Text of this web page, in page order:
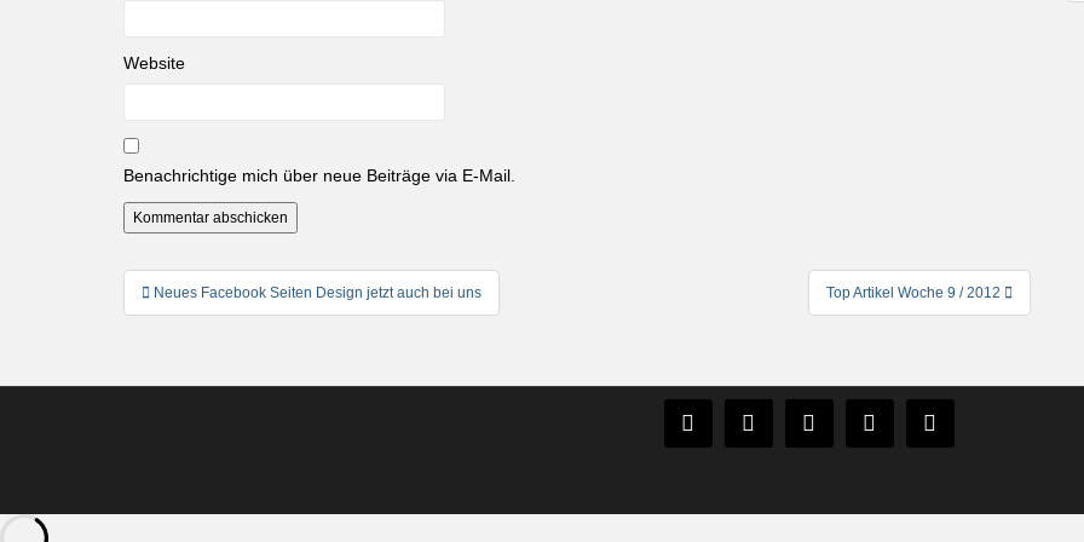
Website
Benachrichtige mich über neue Beiträge via E-Mail.
Beitragsnavigation
Neues Facebook Seiten Design jetzt auch bei uns Top Artikel Woche 9 / 2012